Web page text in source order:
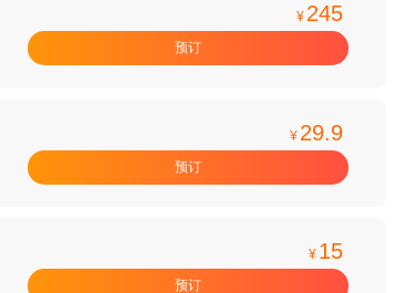
¥ 245
预订
¥ 29.9
预订
¥ 15
预订